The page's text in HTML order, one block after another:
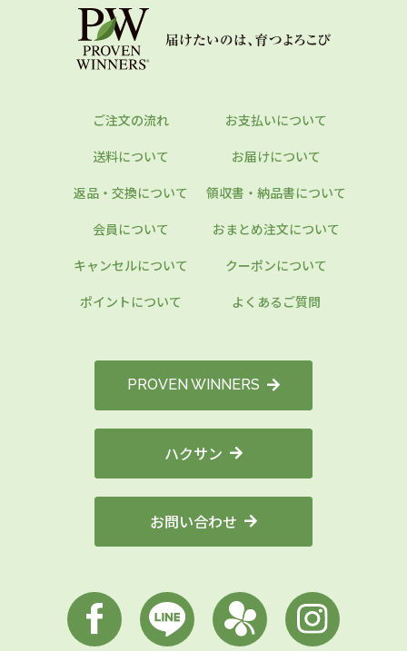
ご注文の流れ
お支払いについて
送料について
お届けについて
返品・交換について
領収書・納品書について
会員について
おまとめ注文について
キャンセルについて
クーポンについて
ポイントについて
よくあるご質問
PROVEN WINNERS
ハクサン
お問い合わせ